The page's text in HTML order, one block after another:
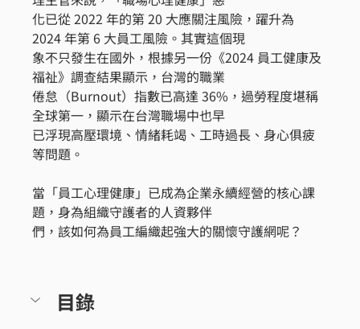
化已從 2022 年的第 20 大應關注風險，躍升為
2024 年第 6 大員工風險。其實這個現
象不只發生在國外，根據另一份《2024 員工健康及
福祉》調查結果顯示，台灣的職業
倦怠（Burnout）指數已高達 36%，過勞程度堪稱
全球第一，顯示在台灣職場中也早
已浮現高壓環境、情緒耗竭、工時過長、身心俱疲
等問題。
當「員工心理健康」已成為企業永續經營的核心課
題，身為組織守護者的人資夥伴
們，該如何為員工編織起強大的關懷守護網呢？
目錄